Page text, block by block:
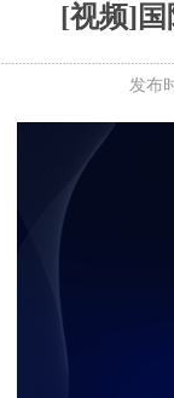
[视频]国
发布